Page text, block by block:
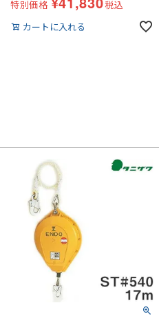
特別価格
税込
カートに入れる